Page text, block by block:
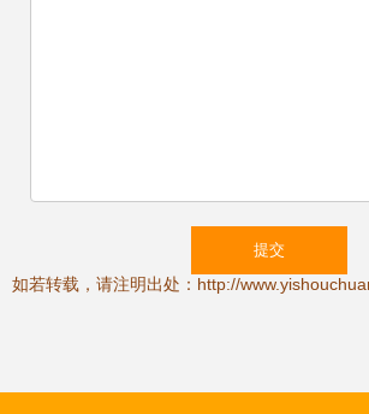
如若转载，请注明出处：http://